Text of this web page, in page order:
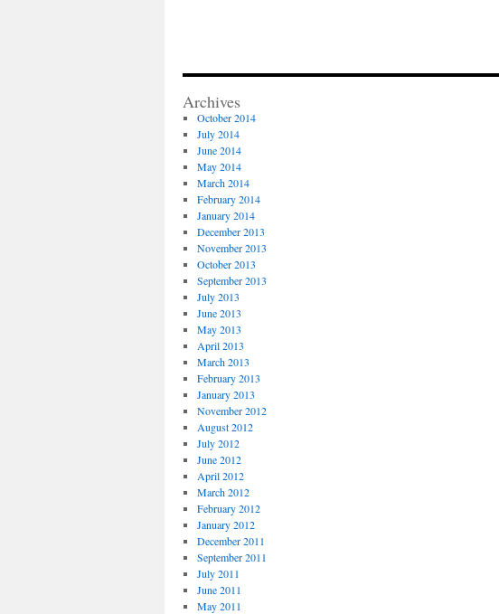
Archives
October 2014
July 2014
June 2014
May 2014
March 2014
February 2014
January 2014
December 2013
November 2013
October 2013
September 2013
July 2013
June 2013
May 2013
April 2013
March 2013
February 2013
January 2013
November 2012
August 2012
July 2012
June 2012
April 2012
March 2012
February 2012
January 2012
December 2011
September 2011
July 2011
June 2011
May 2011